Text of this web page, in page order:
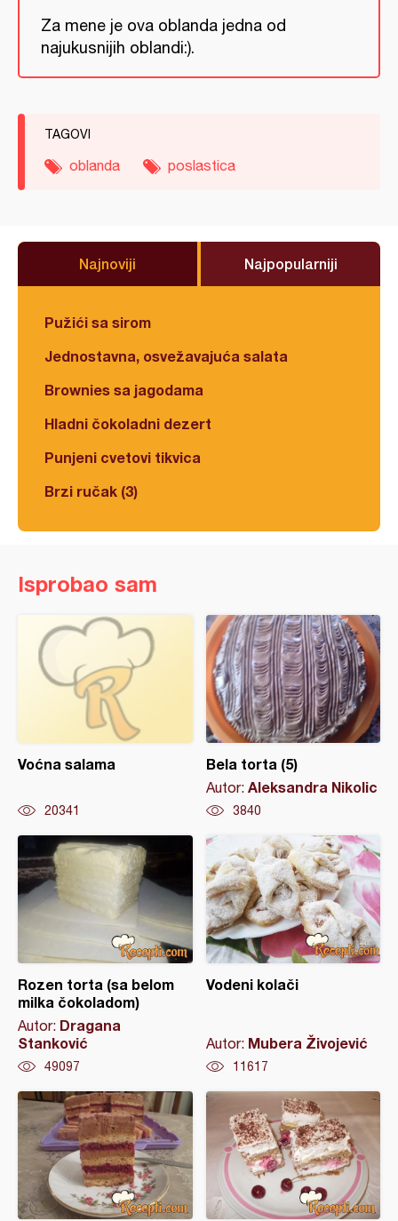
Za mene je ova oblanda jedna od
najukusnijih oblandi:).
TAGOVI
oblanda poslastica
Najnoviji Najpopularniji
Pužići sa sirom
Jednostavna, osvežavajuća salata
Brownies sa jagodama
Hladni čokoladni dezert
Punjeni cvetovi tikvica
Brzi ručak (3)
Isprobao sam
Voćna salama
20341
Bela torta (5)
Autor: Aleksandra Nikolic
3840
Rozen torta (sa belom
milka čokoladom)
Autor: Dragana
Stanković
49097
Vodeni kolači
Autor: Mubera Živojević
11617